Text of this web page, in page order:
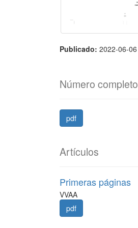
Publicado: 2022-06-06
Número completo
pdf
Artículos
Primeras páginas
VVAA
pdf